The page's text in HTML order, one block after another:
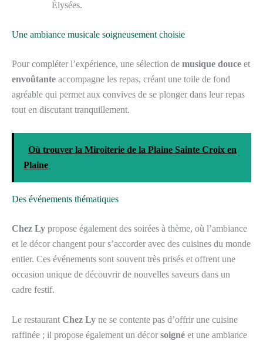
Élysées.
Une ambiance musicale soigneusement choisie
Pour compléter l’expérience, une sélection de musique douce et
envoûtante accompagne les repas, créant une toile de fond
agréable qui permet aux convives de se plonger dans leur repas
tout en discutant tranquillement.
Où trouver la Miroiterie de la Plaine Sainte Croix en
Plaine
Des événements thématiques
Chez Ly propose également des soirées à thème, où l’ambiance
et le décor changent pour s’accorder avec des cuisines du monde
entier. Ces événements sont souvent très prisés et offrent une
occasion unique de découvrir de nouvelles saveurs dans un
cadre festif.
Le restaurantChez Ly ne se contente pas d’offrir une cuisine
raffinée ; il propose également un décor soigné et une ambiance